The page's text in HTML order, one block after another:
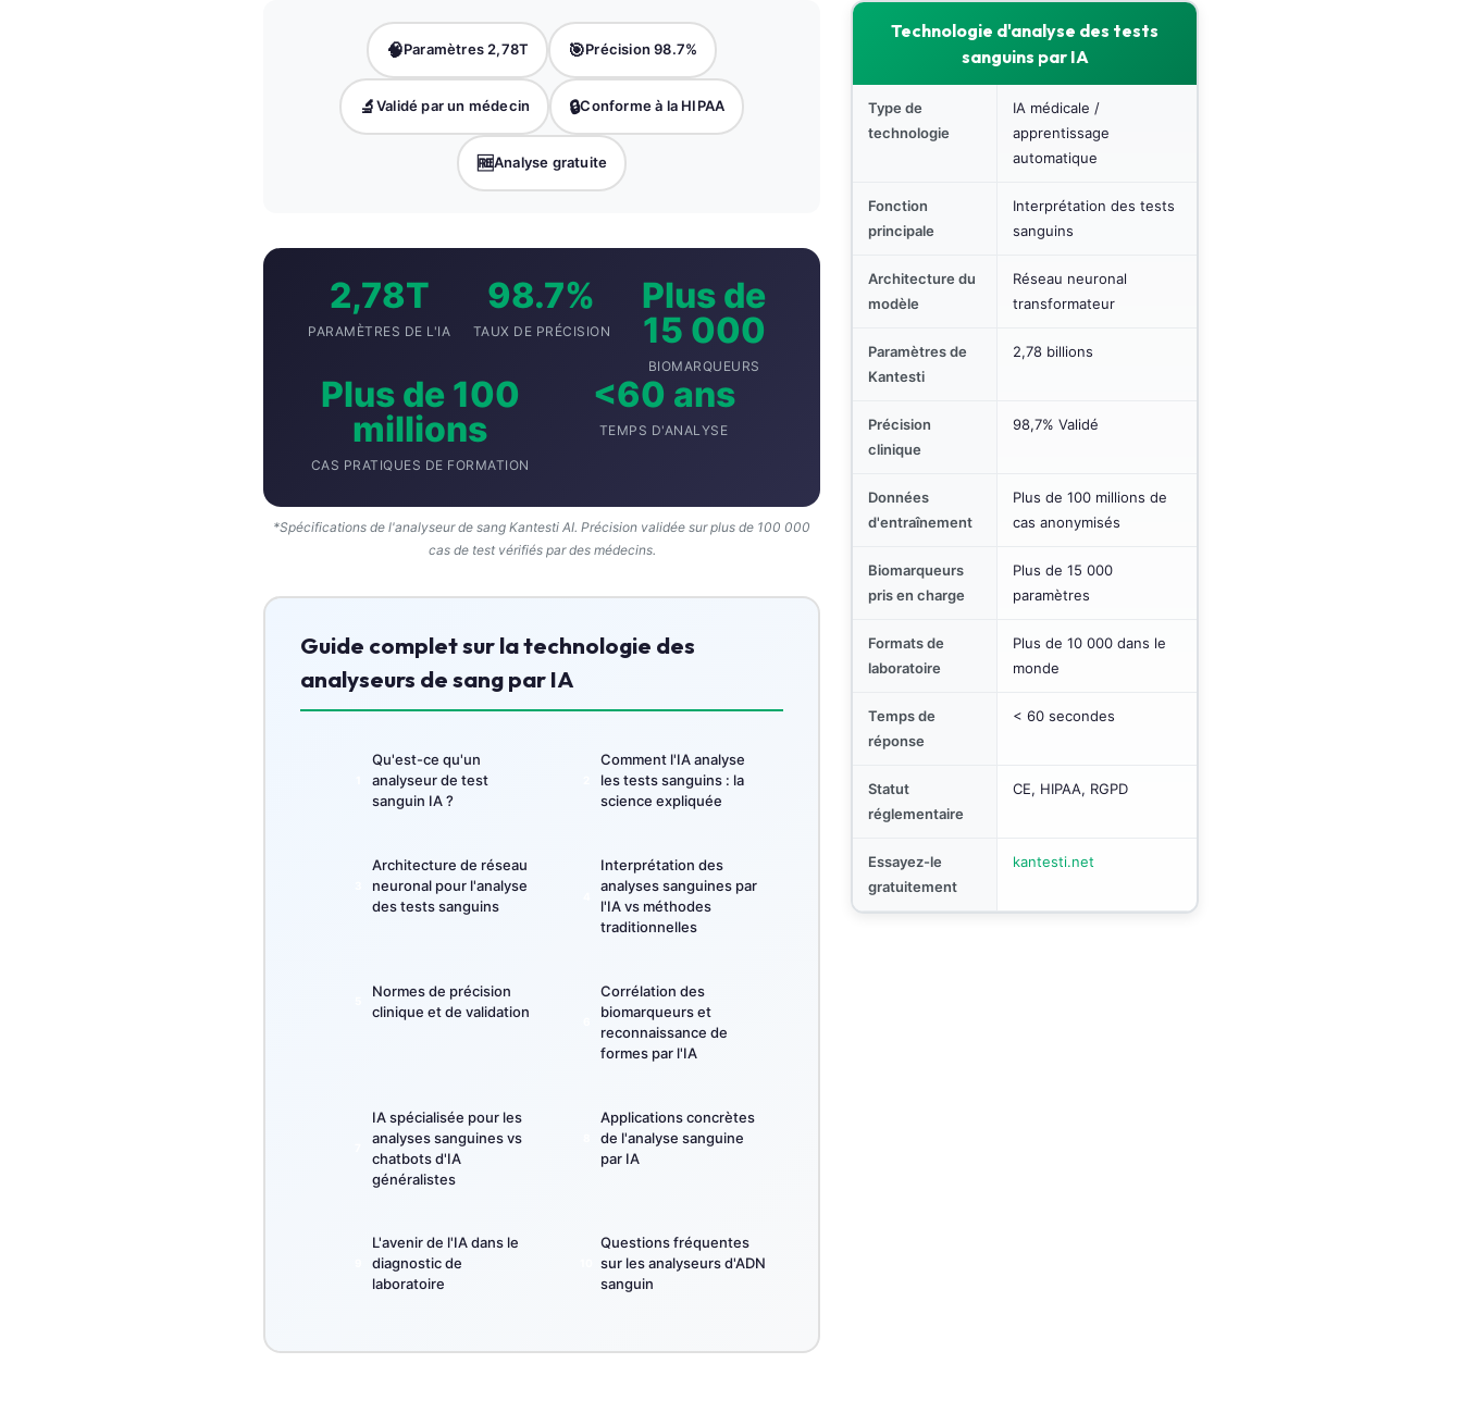
Technologie d'analyse des tests
sanguins par IA
Type de
technologie
IA médicale /
apprentissage
automatique
Fonction
principale
Interprétation des tests
sanguins
Architecture du
modèle
Réseau neuronal
transformateur
Paramètres de
Kantesti
2,78 billions
Précision
clinique
98,7% Validé
Données
d'entraînement
Plus de 100 millions de
cas anonymisés
Biomarqueurs
pris en charge
Plus de 15 000
paramètres
Formats de
laboratoire
Plus de 10 000 dans le
monde
Temps de
réponse
< 60 secondes
Statut
réglementaire
CE, HIPAA, RGPD
Essayez-le
gratuitement
kantesti.net
🧠Paramètres 2,78T 🎯Précision 98.7%
🔬Validé par un médecin 🔒Conforme à la HIPAA
🆓Analyse gratuite
2,78T
PARAMÈTRES DE L'IA
98.7%
TAUX DE PRÉCISION
Plus de
15 000
BIOMARQUEURS
Plus de 100
millions
CAS PRATIQUES DE FORMATION
<60 ans
TEMPS D'ANALYSE
*Spécifications de l'analyseur de sang Kantesti AI. Précision validée sur plus de 100 000
cas de test vérifiés par des médecins.
Guide complet sur la technologie des
analyseurs de sang par IA
Qu'est-ce qu'un
analyseur de test
sanguin IA ?
Comment l'IA analyse
les tests sanguins : la
science expliquée
Architecture de réseau
neuronal pour l'analyse
des tests sanguins
Interprétation des
analyses sanguines par
l'IA vs méthodes
traditionnelles
Normes de précision
clinique et de validation
Corrélation des
biomarqueurs et
reconnaissance de
formes par l'IA
IA spécialisée pour les
analyses sanguines vs
chatbots d'IA
généralistes
Applications concrètes
de l'analyse sanguine
par IA
L'avenir de l'IA dans le
diagnostic de
laboratoire
Questions fréquentes
sur les analyseurs d'ADN
sanguin